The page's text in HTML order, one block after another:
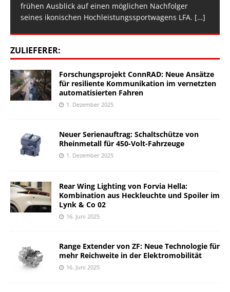
frühen Ausblick auf einen möglichen Nachfolger
seines ikonischen Hochleistungssportwagens LFA. […]
ZULIEFERER:
Forschungsprojekt ConnRAD: Neue Ansätze
für resiliente Kommunikation im vernetzten
automatisierten Fahren
1. Dezember 2025
Neuer Serienauftrag: Schaltschütze von
Rheinmetall für 450-Volt-Fahrzeuge
1. Dezember 2025
Rear Wing Lighting von Forvia Hella:
Kombination aus Heckleuchte und Spoiler im
Lynk & Co 02
16. Juni 2025
Range Extender von ZF: Neue Technologie für
mehr Reichweite in der Elektromobilität
16. Juni 2025